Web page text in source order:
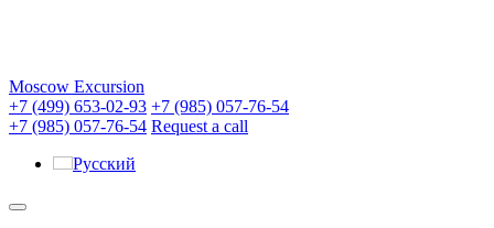
Moscow Excursion
+7 (499) 653-02-93 +7 (985) 057-76-54
+7 (985) 057-76-54 Request a call
Русский